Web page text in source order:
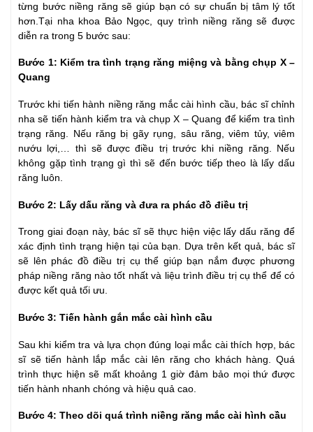
từng bước niềng răng sẽ giúp bạn có sự chuẩn bị tâm lý tốt
hơn.Tại nha khoa Bảo Ngọc, quy trình niềng răng sẽ được
diễn ra trong 5 bước sau:
Bước 1: Kiểm tra tình trạng răng miệng và bằng chụp X –
Quang
Trước khi tiến hành niềng răng mắc cài hình cầu, bác sĩ chỉnh
nha sẽ tiến hành kiểm tra và chụp X – Quang để kiểm tra tình
trạng răng. Nếu răng bị gãy rụng, sâu răng, viêm tủy, viêm
nướu lợi,… thì sẽ được điều trị trước khi niềng răng. Nếu
không gặp tình trạng gì thì sẽ đến bước tiếp theo là lấy dấu
răng luôn.
Bước 2: Lấy dấu răng và đưa ra phác đồ điều trị
Trong giai đoạn này, bác sĩ sẽ thực hiện việc lấy dấu răng để
xác định tình trạng hiện tại của bạn. Dựa trên kết quả, bác sĩ
sẽ lên phác đồ điều trị cụ thể giúp bạn nắm được phương
pháp niềng răng nào tốt nhất và liệu trình điều trị cụ thể để có
được kết quả tối ưu.
Bước 3: Tiến hành gắn mắc cài hình cầu
Sau khi kiểm tra và lựa chọn đúng loại mắc cài thích hợp, bác
sĩ sẽ tiến hành lắp mắc cài lên răng cho khách hàng. Quá
trình thực hiện sẽ mất khoảng 1 giờ đảm bảo mọi thứ được
tiến hành nhanh chóng và hiệu quả cao.
Bước 4: Theo dõi quá trình niềng răng mắc cài hình cầu